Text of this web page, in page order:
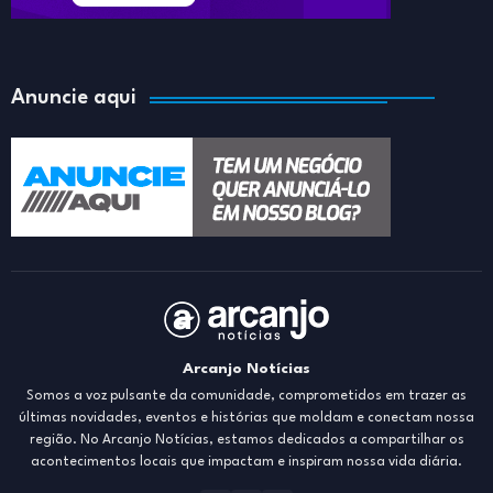
Anuncie aqui
Arcanjo Notícias
Somos a voz pulsante da comunidade, comprometidos em trazer as
últimas novidades, eventos e histórias que moldam e conectam nossa
região. No Arcanjo Notícias, estamos dedicados a compartilhar os
acontecimentos locais que impactam e inspiram nossa vida diária.